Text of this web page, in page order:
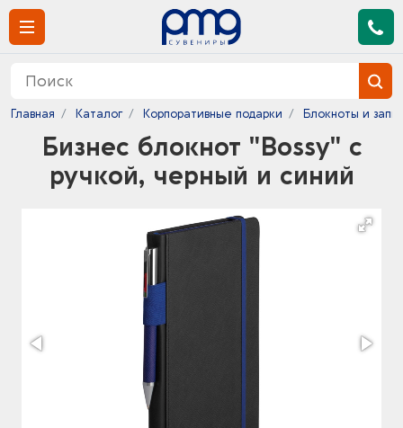
Главная Каталог Корпоративные подарки Блокноты и
Бизнес блокнот "Bossy" с
ручкой, черный и синий